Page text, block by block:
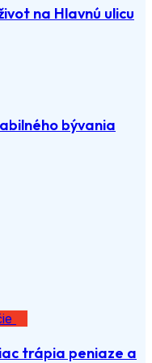
na Hlavnú ulicu
bývania
trápia peniaze a